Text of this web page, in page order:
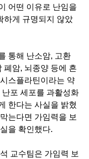
어떤 이유로 난임을
하게 규명되지 않았
통해 난소암, 고환
폐암, 뇌종양 등에 흔
스플라틴이라는 약
포 세포를 과활성화
한다는 사실을 밝혔
는다면 가임력을 보
을 확인했다.
교수팀은 가임력 보